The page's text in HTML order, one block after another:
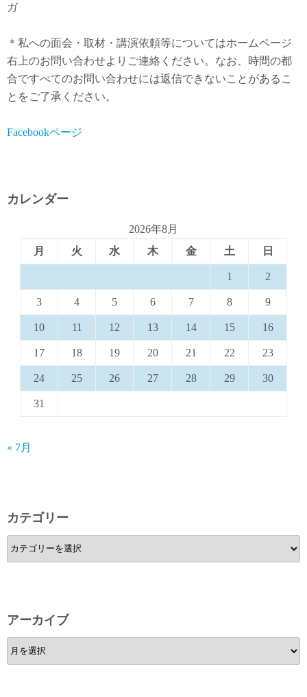
ガ
＊私への面会・取材・講演依頼等についてはホームページ
右上のお問い合わせよりご連絡ください。なお、時間の都
合ですべてのお問い合わせには返信できないことがあるこ
とをご了承ください。
Facebookページ
カレンダー
2026年8月
月
火 水 木 金 土 日
1 2
3 4 5 6 7 8 9
10 11 12 13 14 15 16
17 18 19 20 21 22 23
24 25 26 27 28 29 30
31
« 7月
カテゴリー
カ
テ
ー
アーカイブ
ア
ー